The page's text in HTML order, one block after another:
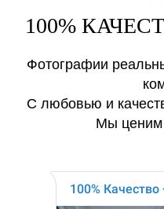
100%
Фотографии
С любовью и
Мы